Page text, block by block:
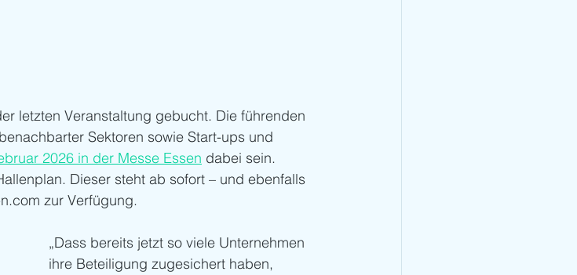
letzten Veranstaltung gebucht. Die führenden
Sektoren sowie Start-ups und
2026 in der Messe Essen dabei sein.
Dieser steht ab sofort – und ebenfalls
zur Verfügung.
„Dass bereits jetzt so viele Unternehmen
ihre Beteiligung zugesichert haben,